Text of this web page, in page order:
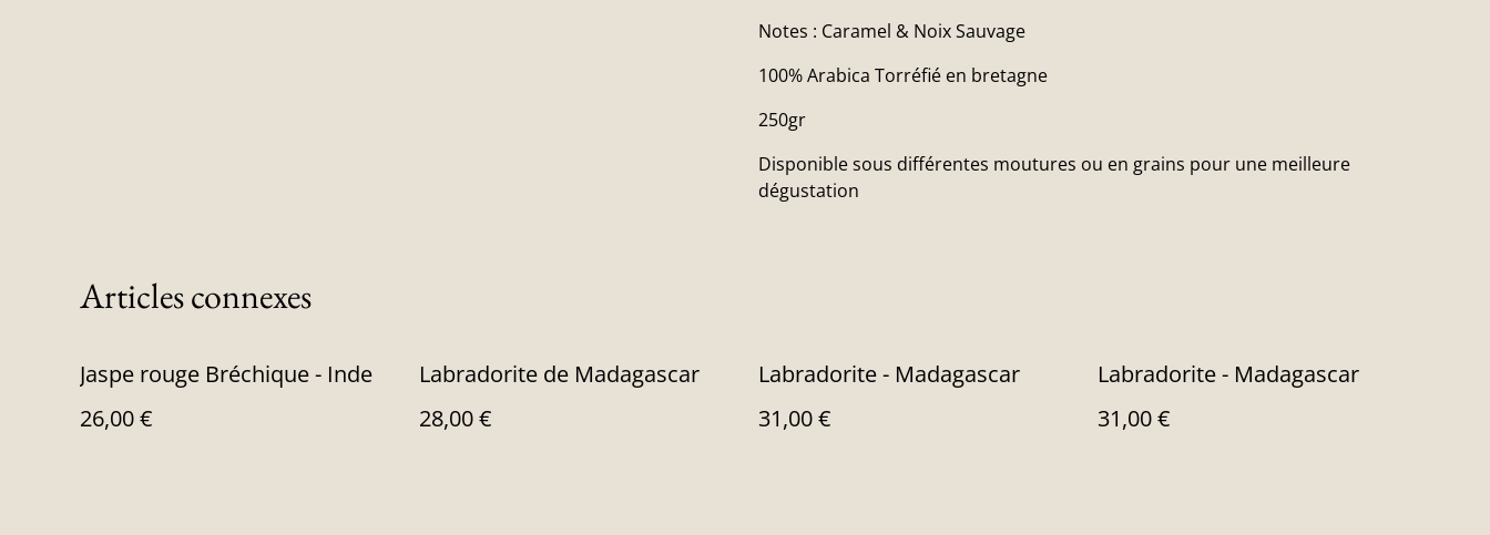
Notes : Caramel & Noix Sauvage
100% Arabica Torréfié en bretagne
250gr
Disponible sous différentes moutures ou en grains pour une meilleure
dégustation
Articles connexes
Jaspe rouge Bréchique - Inde
26,00 €
Labradorite de Madagascar
28,00 €
Labradorite - Madagascar
31,00 €
Labradorite - Madagascar
31,00 €